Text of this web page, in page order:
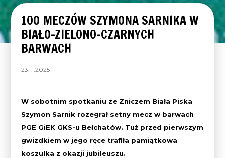
100 MECZÓW SZYMONA SARNIKA W
BIAŁO-ZIELONO-CZARNYCH
BARWACH
23.11.2025
W sobotnim spotkaniu ze Zniczem Biała Piska
Szymon Sarnik rozegrał setny mecz w barwach
PGE GiEK GKS-u Bełchatów. Tuż przed pierwszym
gwizdkiem w jego ręce trafiła pamiątkowa
koszulka z okazji jubileuszu.